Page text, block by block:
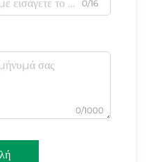
0/16
0/1000